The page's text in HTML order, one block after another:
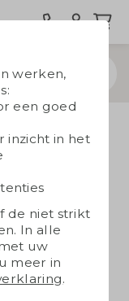
tassen
werken,
een goed
inzicht in het
de niet strikt
In alle
uw
meer in
.